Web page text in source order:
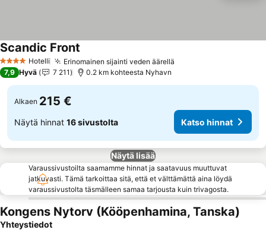
4 Tähtiluokitus
Hotelli Erinomainen sijainti veden äärellä
Scandic Front
7,9 Hyvä 7 211 0.2 km kohteesta Nyhavn
Alkaen 215 €
Näytä hinnat 16 sivustolta Katso hinnat
Näytä lisää
Varaussivustoilta saamamme hinnat ja saatavuus muuttuvat
jatkuvasti. Tämä tarkoittaa sitä, että et välttämättä aina löydä
varaussivustolta täsmälleen samaa tarjousta kuin trivagosta.
Kongens Nytorv (Kööpenhamina, Tanska)
Yhteystiedot